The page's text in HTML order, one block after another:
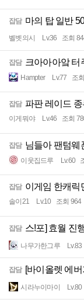
잡담 마의 탑 일반
벨벳의시 Lv.36 조회
잡담 크아아아앜 터
Hampter Lv.77 조
잡담 파판 레이드
이게뭐야 Lv.46 조회
잡담 님들아 팬텀웨
이웃집드루 Lv.60
잡담 이게임 한캐릭
솔이21 Lv.10 조회 964
잡담 스!포] 효월 진
나무가한그루 Lv.83
잡담 [바이올렛 에
시라누이마이 Lv.80